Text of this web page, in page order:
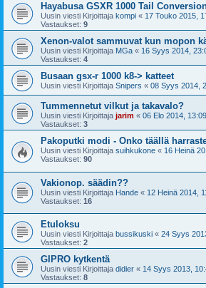
Hayabusa GSXR 1000 Tail
Uusin viesti Kirjoittaja kompi « 17 Touko 2015,
Vastaukset: 9
Xenon-valot sammuvat kun mopon
Uusin viesti Kirjoittaja MGa « 16 Syys 2014,
Vastaukset: 4
Busaan gsx-r 1000 k8-> katteet
Uusin viesti Kirjoittaja Snipers « 08 Syys 2014,
Tummennetut vilkut ja takavalo?
Uusin viesti Kirjoittaja jarim « 06 Elo 2014, 13:09
Vastaukset: 3
Pakoputki modi - Onko täällä
Uusin viesti Kirjoittaja suihkukone « 16 Heinä
Vastaukset: 90
Vakionop. säädin??
Uusin viesti Kirjoittaja Hande « 12 Heinä 2014,
Vastaukset: 16
Etuloksu
Uusin viesti Kirjoittaja bussikuski « 24 Syys
Vastaukset: 2
GIPRO kytkentä
Uusin viesti Kirjoittaja didier « 14 Syys 2013,
Vastaukset: 8